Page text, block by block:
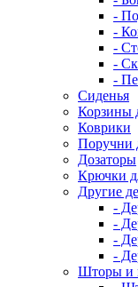
-
-
-
-
-
Сиденья
Корзины
Коврики
Поручни
Дозаторы
Крючки
Другие
-
-
-
-
Шторы и